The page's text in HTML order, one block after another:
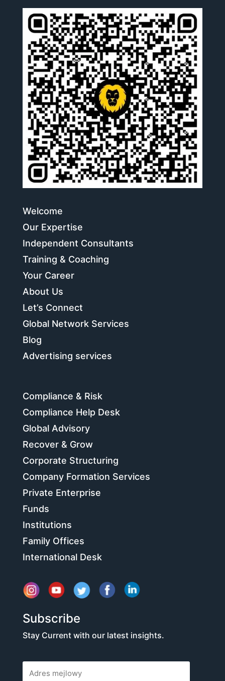
Welcome
Our Expertise
Independent Consultants
Training & Coaching
Your Career
About Us
Let’s Connect
Global Network Services
Blog
Advertising services
Compliance & Risk
Compliance Help Desk
Global Advisory
Recover & Grow
Corporate Structuring
Company Formation Services
Private Enterprise
Funds
Institutions
Family Offices
International Desk
Subscribe
Stay Current with our latest insights.